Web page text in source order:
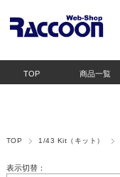
TOP 商品一覧
TOP 1/43 Kit（キット）
表示切替：